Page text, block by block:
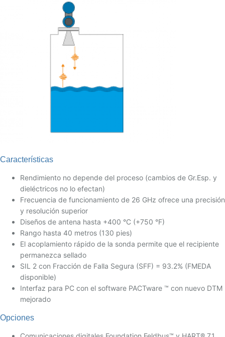
Características
Rendimiento no depende del proceso (cambios de Gr.Esp. y
dieléctricos no lo efectan)
Frecuencia de funcionamiento de 26 GHz ofrece una precisión
y resolución superior
Diseños de antena hasta +400 °C (+750 °F)
Rango hasta 40 metros (130 pies)
El acoplamiento rápido de la sonda permite que el recipiente
permanezca sellado
SIL 2 con Fracción de Falla Segura (SFF) = 93.2% (FMEDA
disponible)
Interfaz para PC con el software PACTware ™ con nuevo DTM
mejorado
Opciones